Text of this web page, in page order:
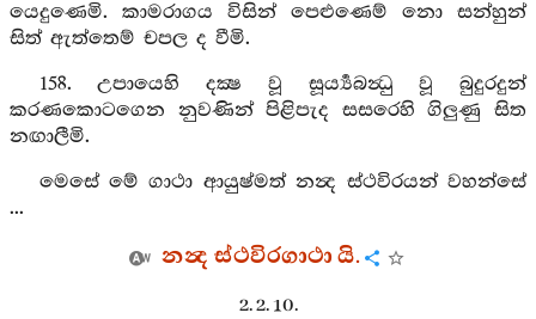
යෙදුණෙමි. කාමරාගය විසින් පෙළුණෙම් නො සන්හුන්
සිත් ඇත්තෙම් චපල ද වීමි.
158. උපායෙහි දක්‍ෂ වූ සූර්‍ය්‍යබන්‍ධු වූ බුදුරදුන්
කරණකොටගෙන නුවණින් පිළිපැද සසරෙහි ගිලුණු සිත
නඟාලීමි.
මෙසේ මේ ගාථා ආයුෂ්මත් නන්‍ද ස්ථවිරයන් වහන්සේ
...
නන්‍ද ස්ථවිරගාථා යි.
2. 2. 10.